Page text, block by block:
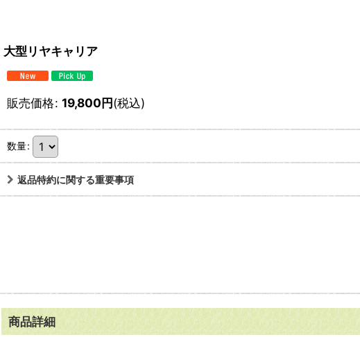
大型リヤキャリア
販売価格: 19,800円(税込)
数量:
返品特約に関する重要事項
商品詳細